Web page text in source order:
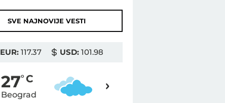
SVE NAJNOVIJE VESTI
EUR:117.37 USD: 101.98
27o C
Beograd